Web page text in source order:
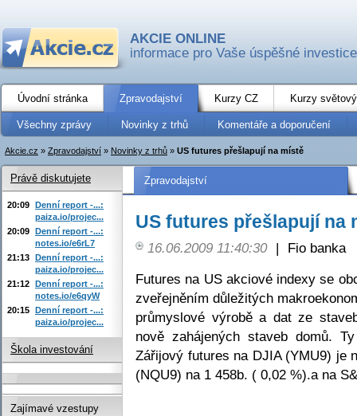
AKCIE ONLINE
informace pro Vaše úspěšné investice
Úvodní stránka Zpravodajství Kurzy CZ Kurzy
Všechny zprávy Novinky z trhů Komentáře a doporučení
Akcie.cz » Zpravodajství » Novinky z trhů » US futures přešlapují na místě
Zpravodajství
US futures přešlapují na
16.06.2009 11:40:30 |
Fio banka
Futures na US akciové indexy se
zveřejněním důležitých
průmyslové výrobě a dat ze
nově zahájených staveb domů.
Zářijový futures na DJIA (YMU9) je
(NQU9) na 1 458b. ( 0,02 %).a na
Právě diskutujete
20:09 Denní report -...:
paiza.io/projec...
20:09 Denní report -...:
notes.io/e6rL7
21:13 Denní report -...:
paiza.io/projec...
21:12 Denní report -...:
notes.io/e6qyW
20:15 Denní report -...:
paiza.io/projec...
Škola investování
Zajímavé vzestupy